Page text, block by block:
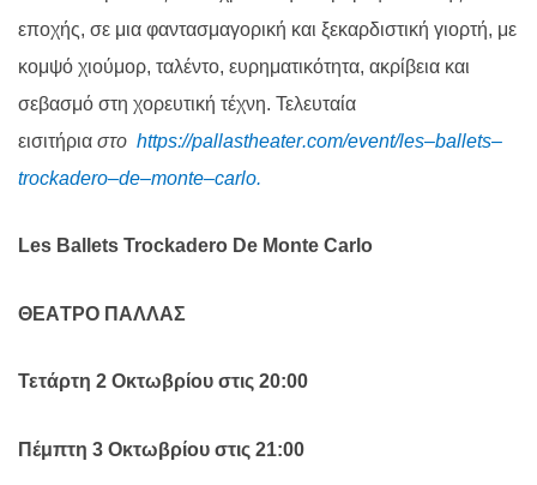
εποχής, σε μια φαντασμαγορική και ξεκαρδιστική γιορτή, με
κομψό χιούμορ, ταλέντο, ευρηματικότητα, ακρίβεια και
σεβασμό στη χορευτική τέχνη. Τελευταία
εισιτήρια στο https://pallastheater.com/event/les–ballets–
trockadero–de–monte–carlo.
Les Ballets Trockadero De Monte Carlo
ΘΕΑTΡΟ ΠΑΛΛΑΣ
Τετάρτη 2 Οκτωβρίου στις 20:00
Πέμπτη 3 Οκτωβρίου στις 21:00